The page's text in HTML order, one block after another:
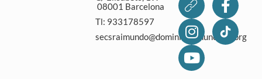
08001 Barcelona
Tl: 933178597
secsraimundo@dominicasanunciata.org